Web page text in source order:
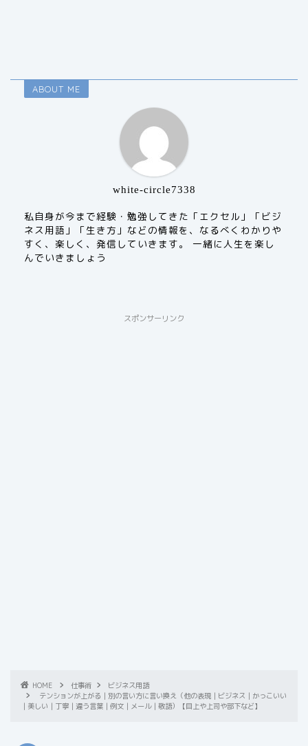
ABOUT ME
white-circle7338
私自身が今まで経験・勉強してきた「エクセル」「ビジ
ネス用語」「生き方」などの情報を、なるべくわかりや
すく、楽しく、発信していきます。 一緒に人生を楽し
んでいきましょう
スポンサーリンク
HOME 仕事術
ビジネス用語
テンションが上がる｜別の言い方に言い換え（他の表現｜ビジネス｜かっこいい
｜美しい｜丁寧｜違う言葉｜例文｜メール｜敬語）【目上や上司や部下など】